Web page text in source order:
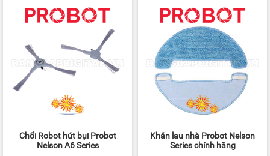
Chổi Robot hút bụi Probot
Nelson A6 Series
Khăn lau nhà Probot Nelson
Series chính hãng